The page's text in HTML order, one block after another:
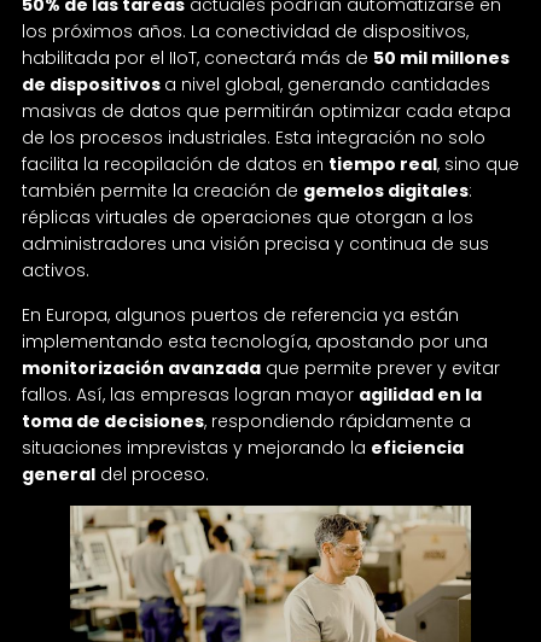
50% de las tareas actuales podrían automatizarse en
los próximos años. La conectividad de dispositivos,
habilitada por el IIoT, conectará más de 50 mil millones
de dispositivos a nivel global, generando cantidades
masivas de datos que permitirán optimizar cada etapa
de los procesos industriales. Esta integración no solo
facilita la recopilación de datos en tiempo real, sino que
también permite la creación de gemelos digitales:
réplicas virtuales de operaciones que otorgan a los
administradores una visión precisa y continua de sus
activos.
En Europa, algunos puertos de referencia ya están
implementando esta tecnología, apostando por una
monitorización avanzada que permite prever y evitar
fallos. Así, las empresas logran mayor agilidad en la
toma de decisiones, respondiendo rápidamente a
situaciones imprevistas y mejorando la eficiencia
general del proceso.